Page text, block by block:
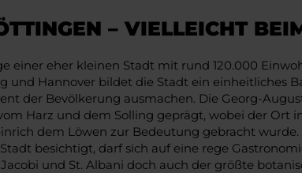
– VIELLEICHT
einer eher kleinen Stadt mit rund 120.000
und Hannover bildet die Stadt ein einheitliches
der Bevölkerung ausmachen. Die Georg-
Harz und dem Solling geprägt, wobei der
dem Löwen zur Bedeutung gebracht
besichtigt, darf sich auf eine rege
und St. Albani doch auch der größte